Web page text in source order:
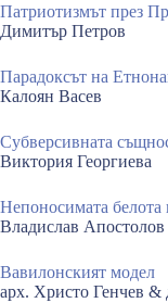
Патриотизмът през
Димитър Петров
Парадоксът на
Калоян Васев
Субверсивната
Виктория Георгиева
Непоносимата белота
Владислав Апостолов
Вавилонският модел
арх. Христо Генчев